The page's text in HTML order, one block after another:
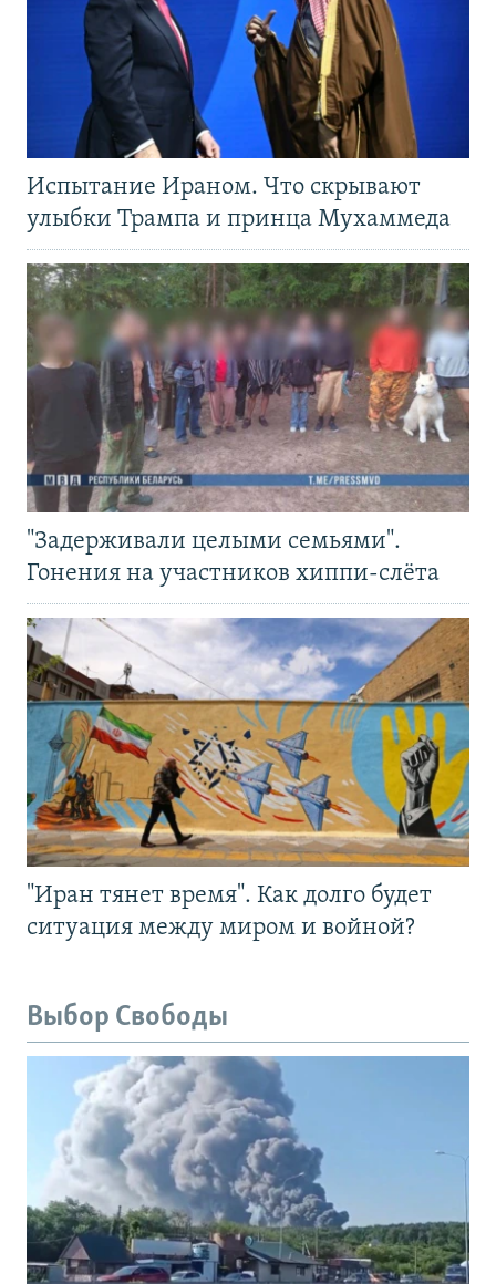
Испытание Ираном. Что скрывают
улыбки Трампа и принца Мухаммеда
"Задерживали целыми семьями".
Гонения на участников хиппи-слёта
"Иран тянет время". Как долго будет
ситуация между миром и войной?
Выбор Свободы